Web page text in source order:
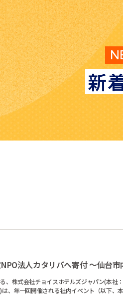
新
、株式会社チョイスホテルズジャパン(本社
、年一回開催される社内イベント（以下、